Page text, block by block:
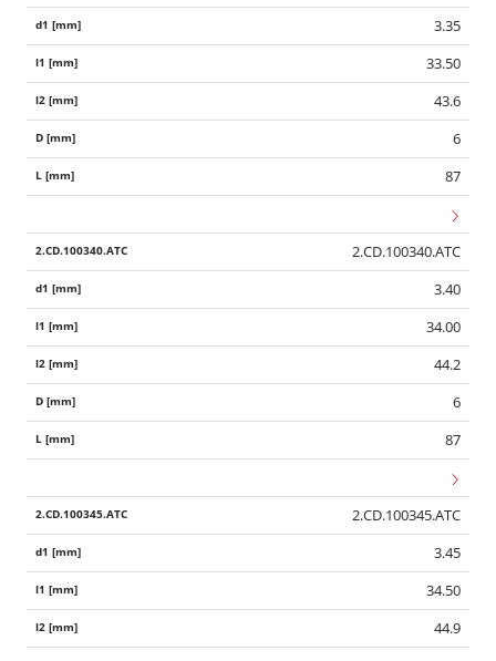
3.35
33.50
43.6
6
87
2.CD.100340.ATC
3.40
34.00
44.2
6
87
2.CD.100345.ATC
3.45
34.50
44.9